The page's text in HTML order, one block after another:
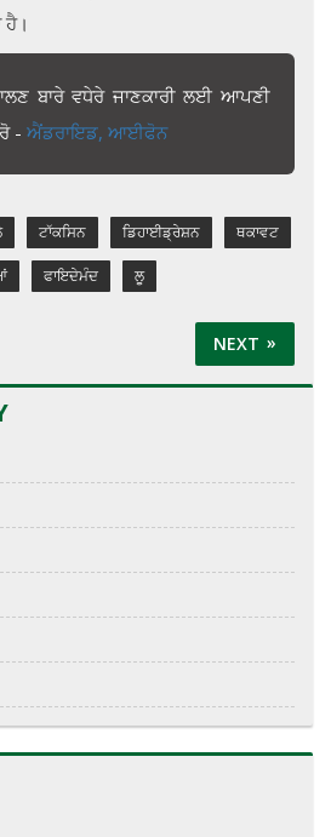
ਹੈ।
ਬਾਰੇ ਵਧੇਰੇ ਜਾਣਕਾਰੀ ਲਈ ਆਪਣੀ
- ਐਂਡਰਾਇਡ, ਆਈਫੋਨ
ਟਾੱਕਸਿਨ ਡਿਹਾਈਡ੍ਰੇਸ਼ਨ ਥਕਾਵਟ
ਫਾਇਦੇਮੰਦ ਲੂ
NEXT